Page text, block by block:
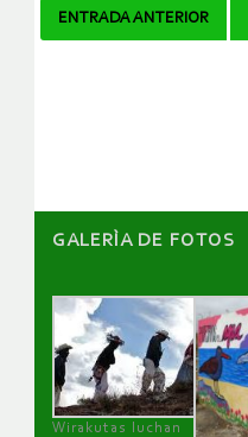
Navegador
ENTRADA ANTERIOR
GALERÌA DE FOTOS
Wirakutas luchan